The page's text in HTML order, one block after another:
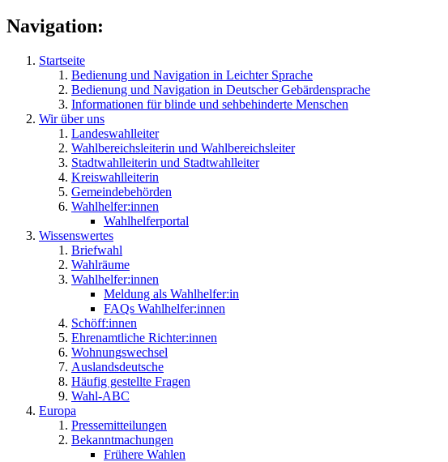
Navigation:
Startseite
Bedienung und Navigation in Leichter Sprache
Bedienung und Navigation in Deutscher Gebärdensprache
Informationen für blinde und sehbehinderte Menschen
Wir über uns
Landeswahlleiter
Wahlbereichsleiterin und Wahlbereichsleiter
Stadtwahlleiterin und Stadtwahlleiter
Kreiswahlleiterin
Gemeindebehörden
Wahlhelfer:innen
Wahlhelferportal
Wissenswertes
Briefwahl
Wahlräume
Wahlhelfer:innen
Meldung als Wahlhelfer:in
FAQs Wahlhelfer:innen
Schöff:innen
Ehrenamtliche Richter:innen
Wohnungswechsel
Auslandsdeutsche
Häufig gestellte Fragen
Wahl-ABC
Europa
Pressemitteilungen
Bekanntmachungen
Frühere Wahlen